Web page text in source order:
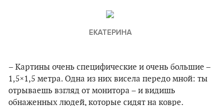
ЕКАТЕРИНА
– Картины очень специфические и очень большие –
1,5×1,5 метра. Одна из них висела передо мной: ты
отрываешь взгляд от монитора – и видишь
обнаженных людей, которые сидят на ковре.